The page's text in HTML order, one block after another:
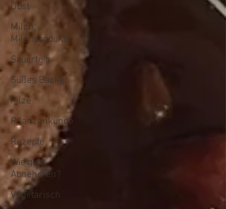
Obst
Milch,
Milchprodukte
Sauerteig
Süßes Backen
Pilze
Pflanzenkunde
Rezepte
Wie geht
Abnehmen?
Vegetarisch